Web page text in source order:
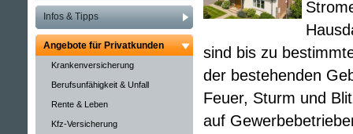
Infos & Tipps
Angebote für Privatkunden
Kranken­ver­si­che­rung
Berufs­unfähig­keit & Unfall
Rente & Leben
Kfz-Versicherung
sind bis zu
der bestehenden
Feuer, Sturm und
auf